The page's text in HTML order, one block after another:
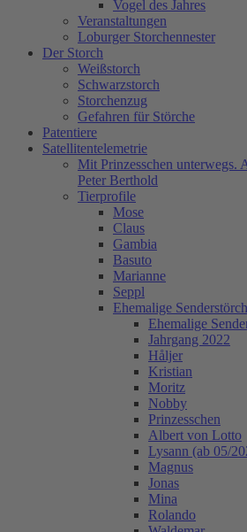
Vogel des Jahres
Veranstaltungen
Loburger Storchennester
Der Storch
Weißstorch
Schwarzstorch
Storchenzug
Gefahren für Störche
Patentiere
Satellitentelemetrie
Mit Prinzesschen unterwegs.
Peter Berthold
Tierprofile
Mose
Claus
Gambia
Basuto
Marianne
Seppl
Ehemalige
Ehemalige
Jahrgang 2022
Håljer
Kristian
Moritz
Nobby
Prinzesschen
Albert von Lotto
Lysann (ab 05/
Magnus
Jonas
Mina
Rolando